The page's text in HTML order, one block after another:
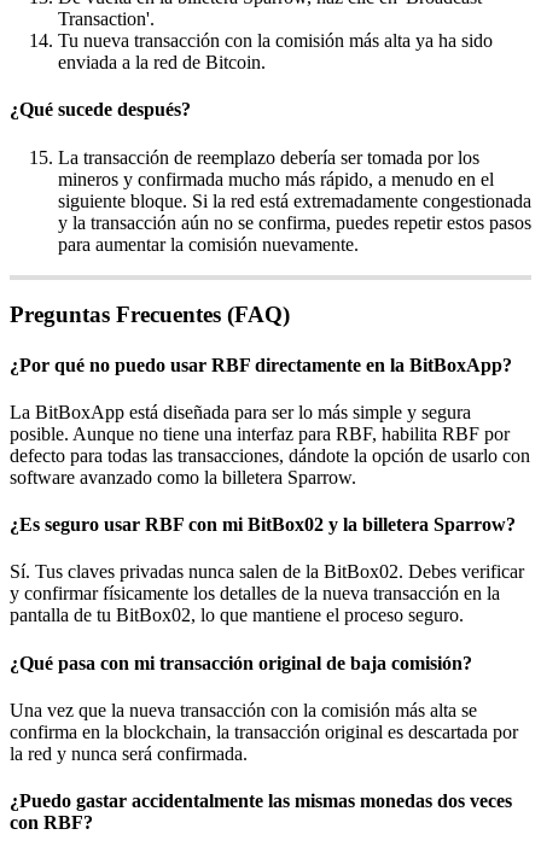
Transaction'.
Tu nueva transacción con la comisión más alta ya ha sido
enviada a la red de Bitcoin.
¿Qué sucede después?
La transacción de reemplazo debería ser tomada por los
mineros y confirmada mucho más rápido, a menudo en el
siguiente bloque. Si la red está extremadamente congestionada
y la transacción aún no se confirma, puedes repetir estos pasos
para aumentar la comisión nuevamente.
Preguntas Frecuentes (FAQ)
¿Por qué no puedo usar RBF directamente en la BitBoxApp?
La BitBoxApp está diseñada para ser lo más simple y segura
posible. Aunque no tiene una interfaz para RBF, habilita RBF por
defecto para todas las transacciones, dándote la opción de usarlo con
software avanzado como la billetera Sparrow.
¿Es seguro usar RBF con mi BitBox02 y la billetera Sparrow?
Sí. Tus claves privadas nunca salen de la BitBox02. Debes verificar
y confirmar físicamente los detalles de la nueva transacción en la
pantalla de tu BitBox02, lo que mantiene el proceso seguro.
¿Qué pasa con mi transacción original de baja comisión?
Una vez que la nueva transacción con la comisión más alta se
confirma en la blockchain, la transacción original es descartada por
la red y nunca será confirmada.
¿Puedo gastar accidentalmente las mismas monedas dos veces
con RBF?